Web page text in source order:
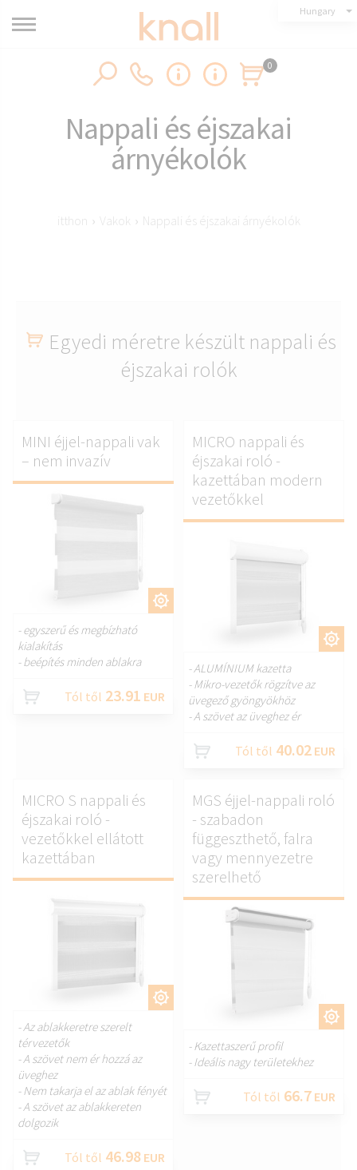
Hungary
0
Nappali és éjszakai
árnyékolók
itthon › Vakok › Nappali és éjszakai árnyékolók
Egyedi méretre készült nappali és
éjszakai rolók
MINI éjjel-nappali vak
– nem invazív
- egyszerű és megbízható
kialakítás
- beépítés minden ablakra
Tól től 23.91 EUR
MICRO nappali és
éjszakai roló -
kazettában modern
vezetőkkel
- ALUMÍNIUM kazetta
- Mikro-vezetők rögzítve az
üvegező gyöngyökhöz
- A szövet az üveghez ér
Tól től 40.02 EUR
MICRO S nappali és
éjszakai roló -
vezetőkkel ellátott
kazettában
- Az ablakkeretre szerelt
térvezetők
- A szövet nem ér hozzá az
üveghez
- Nem takarja el az ablak fényét
- A szövet az ablakkereten
dolgozik
Tól től 46.98 EUR
MGS éjjel-nappali roló
- szabadon
függeszthető, falra
vagy mennyezetre
szerelhető
- Kazettaszerű profil
- Ideális nagy területekhez
Tól től 66.7 EUR